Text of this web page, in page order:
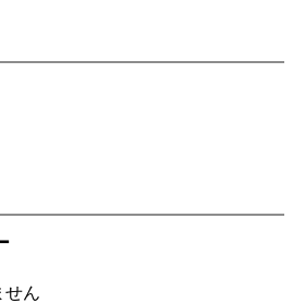
せん